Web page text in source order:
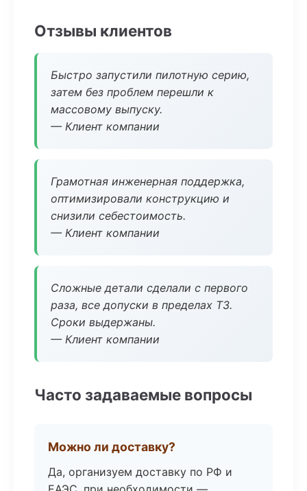
Отзывы клиентов
Быстро запустили пилотную серию,
затем без проблем перешли к
массовому выпуску.
— Клиент компании
Грамотная инженерная поддержка,
оптимизировали конструкцию и
снизили себестоимость.
— Клиент компании
Сложные детали сделали с первого
раза, все допуски в пределах ТЗ.
Сроки выдержаны.
— Клиент компании
Часто задаваемые вопросы
Можно ли доставку?
Да, организуем доставку по РФ и